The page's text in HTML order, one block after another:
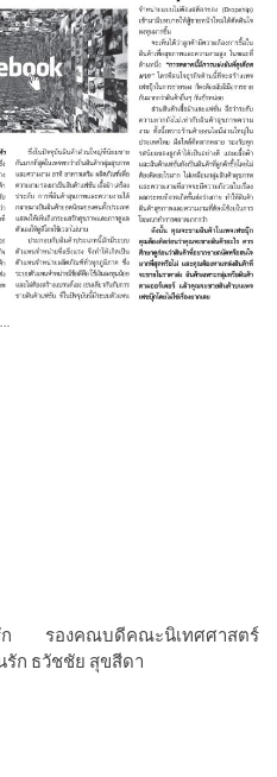
องคณบดีคณะนิเทศศาสตร์
ก ธวัชชัย สุขสีดา